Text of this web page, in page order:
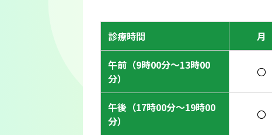
診療時間 月
午前（9時00分〜13時00
分）
〇
午後（17時00分〜19時00
分）
〇